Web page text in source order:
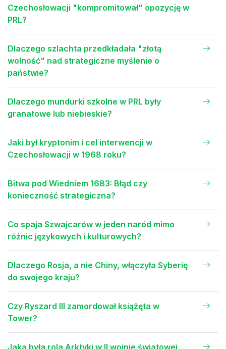
Czechosłowacji "kompromitował" opozycję w
PRL?
Dlaczego szlachta przedkładała "złotą
wolność" nad strategiczne myślenie o
państwie?
Dlaczego mundurki szkolne w PRL były
granatowe lub niebieskie?
Jaki był kryptonim i cel interwencji w
Czechosłowacji w 1968 roku?
Bitwa pod Wiedniem 1683: Błąd czy
konieczność strategiczna?
Co spaja Szwajcarów w jeden naród mimo
różnic językowych i kulturowych?
Dlaczego Rosja, a nie Chiny, włączyła Syberię
do swojego kraju?
Czy Ryszard III zamordował książęta w
Tower?
Jaka była rola Arktyki w II wojnie światowej